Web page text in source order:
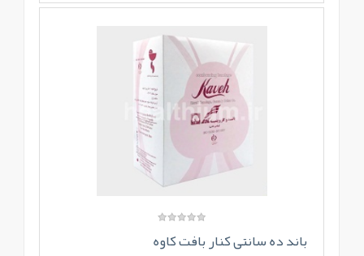
باند ده سانتی کنار بافت کاوه